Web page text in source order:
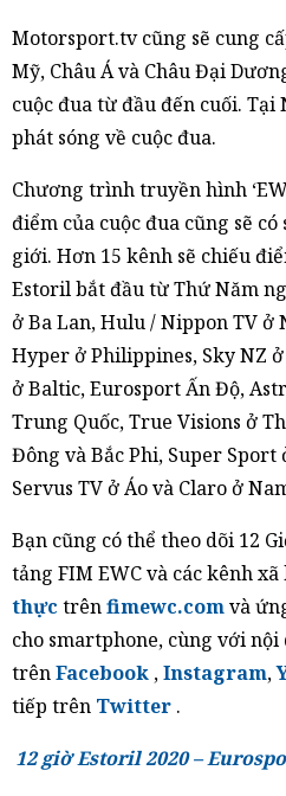
Motorsport.tv cũng sẽ cung
Mỹ, Châu Á và Châu Đại
cuộc đua từ đầu đến cuối. Tại
phát sóng về cuộc đua.
Chương trình truyền hình
điểm của cuộc đua cũng sẽ
giới. Hơn 15 kênh sẽ chiếu
Estoril bắt đầu từ Thứ Năm
ở Ba Lan, Hulu / Nippon TV ở
Hyper ở Philippines, Sky NZ
ở Baltic, Eurosport Ấn Độ,
Trung Quốc, True Visions ở
Đông và Bắc Phi, Super Sport
Servus TV ở Áo và Claro ở
Bạn cũng có thể theo dõi 12
tảng FIM EWC và các kênh xã
thực trênfimewc.comvà
cho smartphone, cùng với
trênFacebook ,Instagram,
tiếp trên Twitter .
12 giờ Estoril 2020 –